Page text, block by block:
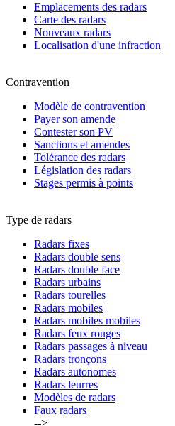
Emplacements des radars
Carte des radars
Nouveaux radars
Localisation d'une infraction
Contravention
Modèle de contravention
Payer son amende
Contester son PV
Sanctions et amendes
Tolérance des radars
Législation des radars
Stages permis à points
Type de radars
Radars fixes
Radars double sens
Radars double face
Radars urbains
Radars tourelles
Radars mobiles
Radars mobiles mobiles
Radars feux rouges
Radars passages à niveau
Radars tronçons
Radars autonomes
Radars leurres
Modèles de radars
Faux radars
-->